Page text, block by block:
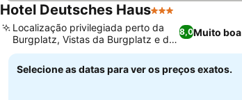
Hotel Deutsches Haus3 Estrelas
8,0Muito boa
Localização privilegiada perto da
Burgplatz, Vistas da Burgplatz e do
leão
Selecione as datas para ver os preços exatos.